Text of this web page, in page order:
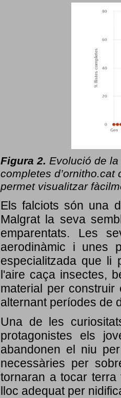
Figura 2. Evolució de la
completes d’ornitho.cat
permet visualitzar
Els falciots són una
Malgrat la seva
emparentats. Les
aerodinàmic i unes
especialitzada que li
l'aire caça insectes,
material per
alternant períodes de
Una de les
protagonistes els
abandonen el niu
necessàries per
tornaran a tocar
lloc adequat per